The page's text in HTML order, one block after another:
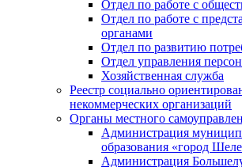
Отдел по работе с
Отдел по работе с
органами
Отдел по развитию
Отдел управления
Хозяйственная служба
Реестр социально
некоммерческих организаций
Органы местного
Администрация
образования «город
Администрация